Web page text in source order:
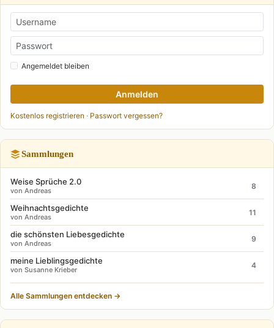
Angemeldet bleiben
Anmelden
Kostenlos registrieren · Passwort vergessen?
Sammlungen
Weise Sprüche 2.0
von Andreas
8
Weihnachtsgedichte
von Andreas
11
die schönsten Liebesgedichte
von Andreas
9
meine Lieblingsgedichte
von Susanne Krieber
4
Alle Sammlungen entdecken →